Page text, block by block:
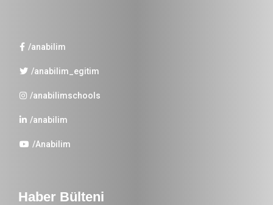
/anabilim
/anabilim_egitim
/anabilimschools
/anabilim
/Anabilim
Haber Bülteni